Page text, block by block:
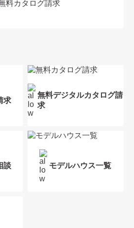
求
無料デジタルカタログ請
求
談 モデルハウス一覧